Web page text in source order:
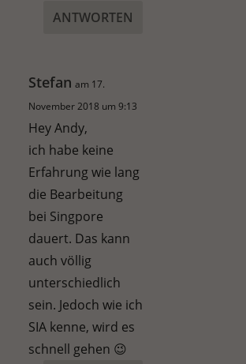
ANTWORTEN
Stefan am 17.
November 2018 um 9:13
Hey Andy,
ich habe keine
Erfahrung wie lang
die Bearbeitung
bei Singpore
dauert. Das kann
auch völlig
unterschiedlich
sein. Jedoch wie ich
SIA kenne, wird es
schnell gehen 😉